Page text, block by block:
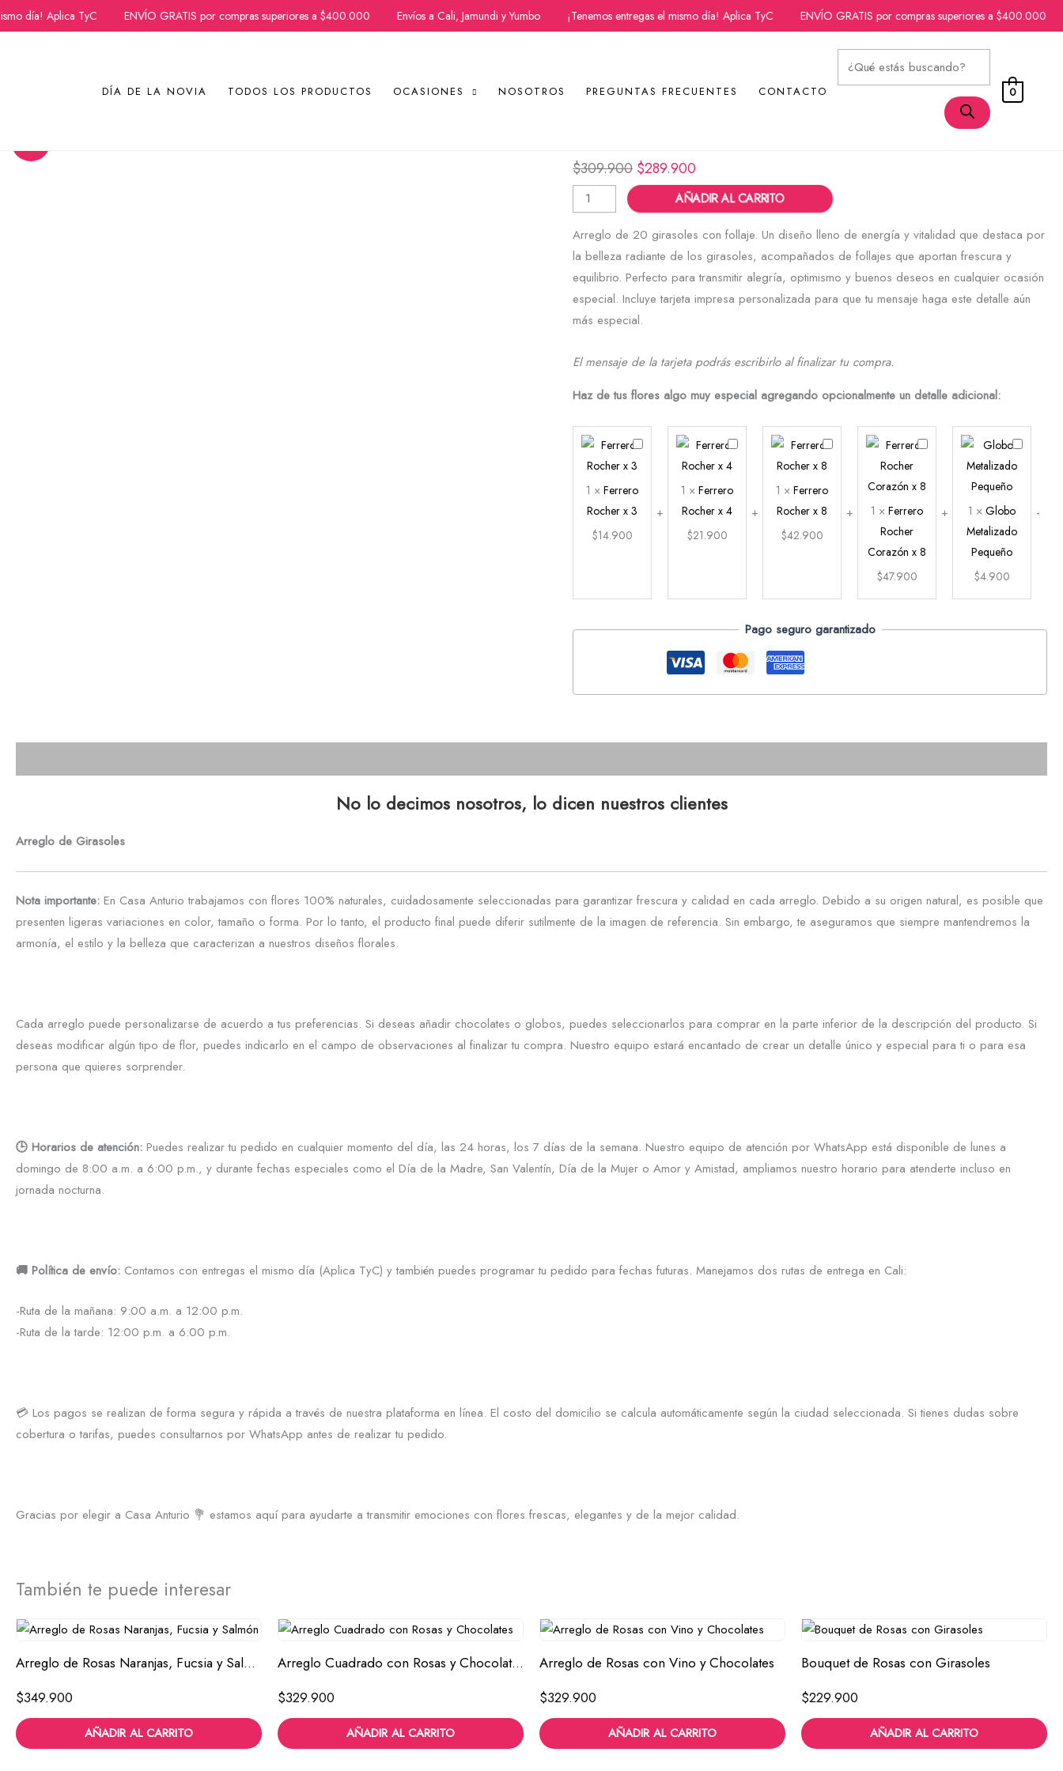
día! Aplica TyC ENVÍO GRATIS por compras superiores a $400.000 Envíos a Cali, Jamundi y Yumbo ¡Tenemos entregas el mismo día! Aplica TyC ENVÍO GRATIS por compras superiores a $400.000
DÍA DE LA NOVIA TODOS LOS PRODUCTOS OCASIONES NOSOTROS PREGUNTAS FRECUENTES CONTACTO
Búsqueda
0
$309.900 $289.900
de
Girasoles
cantidad
AÑADIR AL CARRITO
Arreglo de 20 girasoles con follaje. Un diseño lleno de energía y vitalidad que destaca por
la belleza radiante de los girasoles, acompañados de follajes que aportan frescura y
equilibrio. Perfecto para transmitir alegría, optimismo y buenos deseos en cualquier ocasión
especial. Incluye tarjeta impresa personalizada para que tu mensaje haga este detalle aún
más especial.
El mensaje de la tarjeta podrás escribirlo al finalizar tu compra.
Haz de tus flores algo muy especial agregando opcionalmente un detalle adicional:
Ferrero
Rocher
x
3
1 ×Ferrero
Rocher x 3
$14.900
Ferrero
Rocher
x
4
1 ×Ferrero
Rocher x 4
$21.900
Ferrero
Rocher
x
8
1 ×Ferrero
Rocher x 8
$42.900
Ferrero
Corazón
x
1 ×Ferrero
Rocher
Corazón x 8
$47.900
Globo
Metalizado
1 ×Globo
Metalizado
Pequeño
$4.900
Pago seguro garantizado
No lo decimos nosotros, lo dicen nuestros clientes
Arreglo de Girasoles
Nota importante: En Casa Anturio trabajamos con flores 100% naturales, cuidadosamente seleccionadas para garantizar frescura y calidad en cada arreglo. Debido a su origen natural, es posible que
presenten ligeras variaciones en color, tamaño o forma. Por lo tanto, el producto final puede diferir sutilmente de la imagen de referencia. Sin embargo, te aseguramos que siempre mantendremos la
armonía, el estilo y la belleza que caracterizan a nuestros diseños florales.
Cada arreglo puede personalizarse de acuerdo a tus preferencias. Si deseas añadir chocolates o globos, puedes seleccionarlos para comprar en la parte inferior de la descripción del producto. Si
deseas modificar algún tipo de flor, puedes indicarlo en el campo de observaciones al finalizar tu compra. Nuestro equipo estará encantado de crear un detalle único y especial para ti o para esa
persona que quieres sorprender.
🕒 Horarios de atención: Puedes realizar tu pedido en cualquier momento del día, las 24 horas, los 7 días de la semana. Nuestro equipo de atención por WhatsApp está disponible de lunes a
domingo de 8:00 a.m. a 6:00 p.m., y durante fechas especiales como el Día de la Madre, San Valentín, Día de la Mujer o Amor y Amistad, ampliamos nuestro horario para atenderte incluso en
jornada nocturna.
🚚 Política de envío: Contamos con entregas el mismo día (Aplica TyC) y también puedes programar tu pedido para fechas futuras. Manejamos dos rutas de entrega en Cali:
-Ruta de la mañana: 9:00 a.m. a 12:00 p.m.
-Ruta de la tarde: 12:00 p.m. a 6:00 p.m.
💳 Los pagos se realizan de forma segura y rápida a través de nuestra plataforma en línea. El costo del domicilio se calcula automáticamente según la ciudad seleccionada. Si tienes dudas sobre
cobertura o tarifas, puedes consultarnos por WhatsApp antes de realizar tu pedido.
Gracias por elegir a Casa Anturio 💐 estamos aquí para ayudarte a transmitir emociones con flores frescas, elegantes y de la mejor calidad.
También te puede interesar
Arreglo de Rosas Naranjas, Fucsia y Salmón
$349.900
AÑADIR AL CARRITO
Arreglo Cuadrado con Rosas y Chocolates
$329.900
AÑADIR AL CARRITO
Arreglo de Rosas con Vino y Chocolates
$329.900
AÑADIR AL CARRITO
Bouquet de Rosas con Girasoles
$229.900
AÑADIR AL CARRITO